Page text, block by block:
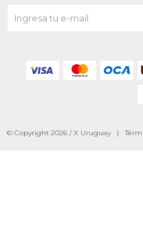
© Copyright 2026 / X Uruguay |